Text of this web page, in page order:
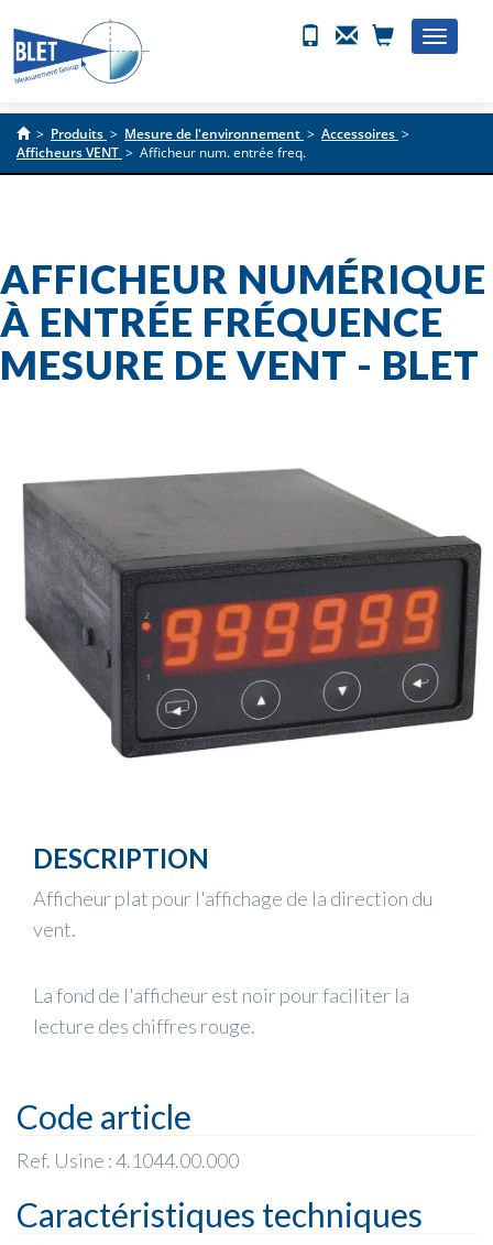
Toggle
> Produits > Mesure de l'environnement > Accessoires >
Afficheurs VENT > Afficheur num. entrée freq.
AFFICHEUR NUMÉRIQUE
À ENTRÉE FRÉQUENCE
MESURE DE VENT - BLET
DESCRIPTION
Afficheur plat pour l'affichage de la direction du
vent.
La fond de l'afficheur est noir pour faciliter la
lecture des chiffres rouge.
Code article
Ref. Usine : 4.1044.00.000
Caractéristiques techniques